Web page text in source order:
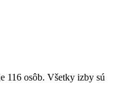
116 osôb. Všetky izby sú